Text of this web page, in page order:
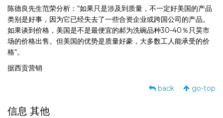
陈德良先生范荣分析：“如果只是涉及到质量，不一定好美国的产品
类别是好事，因为它已经失去了一些合资企业或跨国公司的产品。
如果谈到价格，美国是不是最便宜的郝为洗碗品种30-40％只昊市
场的价格出售。但美国的优势是质量好豪，大多数工人能承受的价
格“。
据西贡营销
back go-top
信息 其他